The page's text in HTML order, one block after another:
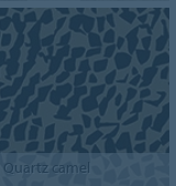
Quartz camel